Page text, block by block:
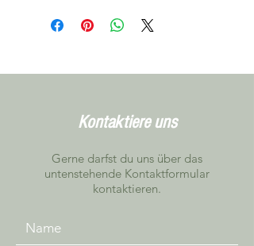
können, nach Absprache, in
Niederbipp getestet werden
Kontaktiere uns
Gerne darfst du uns über das
untenstehende Kontaktformular
kontaktieren.